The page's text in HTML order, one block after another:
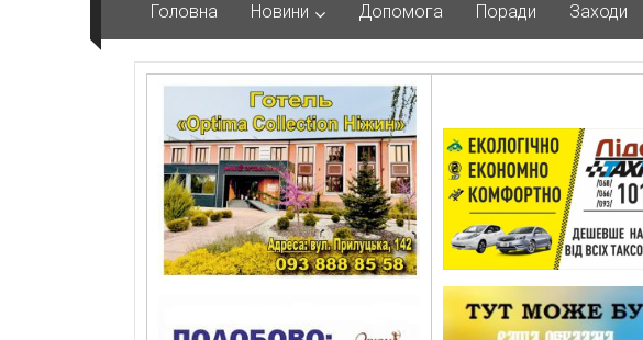
Головна Новини Допомога Поради Заходи